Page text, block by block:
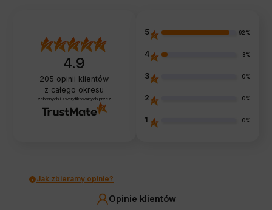
4.9
205 opinii klientów
z całego okresu
zebranych i zweryfikowanych przez
5 92%
4 8%
3 0%
2 0%
1 0%
Jak zbieramy opinie?
Opinie klientów